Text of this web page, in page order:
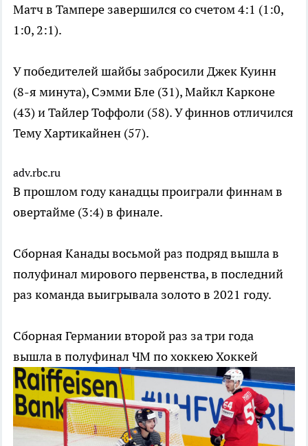
Матч в Тампере завершился со счетом 4:1 (1:0,
1:0, 2:1).
У победителей шайбы забросили Джек Куинн
(8-я минута), Сэмми Бле (31), Майкл Карконе
(43) и Тайлер Тоффоли (58). У финнов отличился
Тему Хартикайнен (57).
adv.rbc.ru
В прошлом году канадцы проиграли финнам в
овертайме (3:4) в финале.
Сборная Канады восьмой раз подряд вышла в
полуфинал мирового первенства, в последний
раз команда выигрывала золото в 2021 году.
Сборная Германии второй раз за три года
вышла в полуфинал ЧМ по хоккеюХоккей